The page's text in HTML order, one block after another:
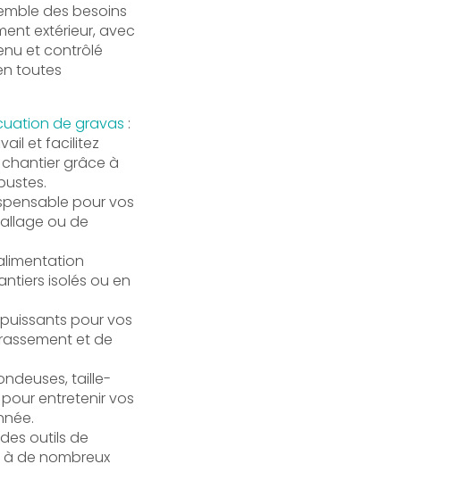
des besoins
extérieur, avec
et contrôlé
toutes
de gravas :
et facilitez
grâce à
pour vos
ou de
isolés ou en
pour vos
et de
taille-
entretenir vos
outils de
de nombreux